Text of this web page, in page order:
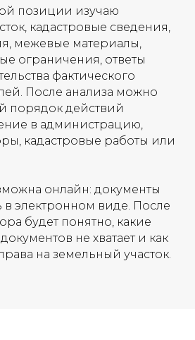
позиции изучаю
кадастровые сведения,
межевые материалы,
ограничения, ответы
фактического
После анализа можно
порядок действий
в администрацию,
кадастровые работы или
онлайн: документы
электронном виде. После
будет понятно, какие
не хватает и как
на земельный участок.